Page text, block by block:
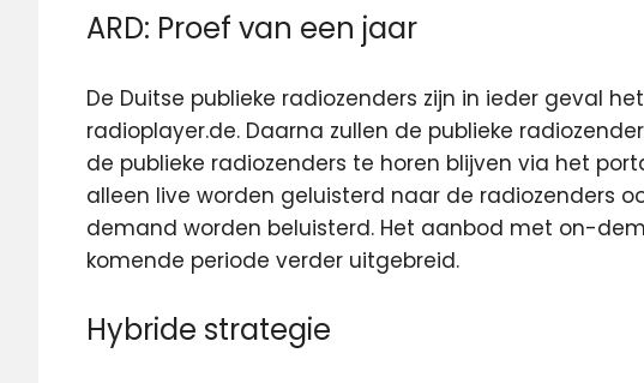
ARD: Proef van een jaar
De Duitse publieke radiozenders zijn in ieder geval
radioplayer.de. Daarna zullen de publieke
de publieke radiozenders te horen blijven via het
alleen live worden geluisterd naar de radiozenders
demand worden beluisterd. Het aanbod met on-
komende periode verder uitgebreid.
Hybride strategie